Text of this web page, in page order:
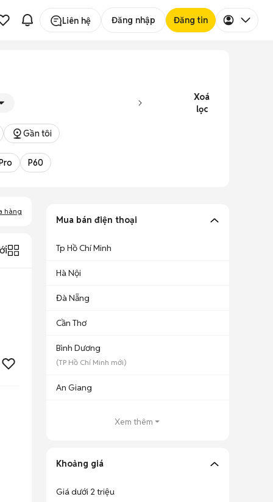
Liên hệ Đăng nhập Đăng tin
Xoá
lọc
Gần tôi
P60
hàng
Mua bán điện thoại
Tp Hồ Chí Minh
Hà Nội
Đà Nẵng
Cần Thơ
Bình Dương
(TP Hồ Chí Minh mới)
An Giang
Xem thêm
Khoảng giá
Giá dưới 2 triệu